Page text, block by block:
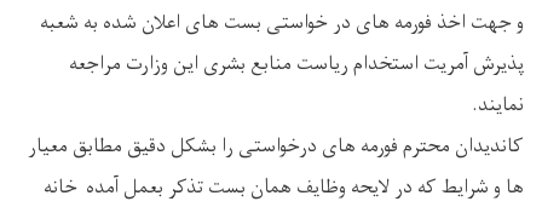
و جهت اخذ فورمه های در خواستی بست های اعلان شده به شعبه
پذیرش آمریت استخدام ریاست منابع بشری این وزارت مراجعه
نمایند.
کاندیدان محترم فورمه های درخواستی را بشکل دقیق مطابق معیار
ها و شرایط که در لایحه وظایف همان بست تذکر بعمل آمده خانه